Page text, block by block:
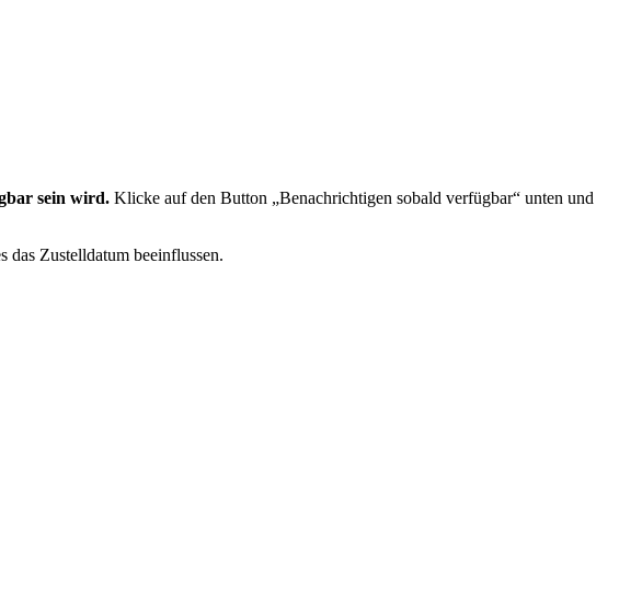
sein wird. Klicke auf den Button „Benachrichtigen sobald verfügbar“ unten und
Zustelldatum beeinflussen.